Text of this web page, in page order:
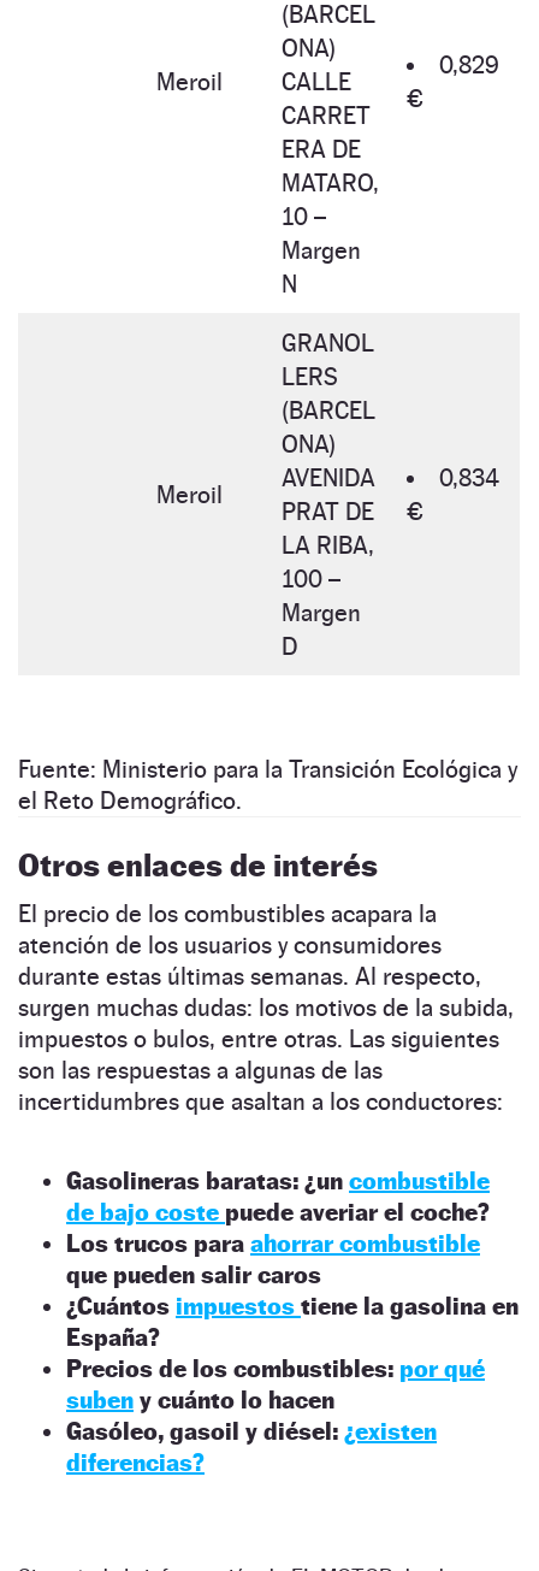
Meroil
(BARCEL
ONA)
CALLE
CARRET
ERA DE
MATARO,
10 –
Margen
N
0,829
€
Meroil
GRANOL
LERS
(BARCEL
ONA)
AVENIDA
PRAT DE
LA RIBA,
100 –
Margen
D
0,834
€
Fuente: Ministerio para la Transición Ecológica y
el Reto Demográfico.
Otros enlaces de interés
El precio de los combustibles acapara la
atención de los usuarios y consumidores
durante estas últimas semanas. Al respecto,
surgen muchas dudas: los motivos de la subida,
impuestos o bulos, entre otras. Las siguientes
son las respuestas a algunas de las
incertidumbres que asaltan a los conductores:
Gasolineras baratas: ¿un combustible
de bajo coste puede averiar el coche?
Los trucos para ahorrar combustible
que pueden salir caros
¿Cuántos impuestos tiene la gasolina en
España?
Precios de los combustibles: por qué
suben y cuánto lo hacen
Gasóleo, gasoil y diésel: ¿existen
diferencias?